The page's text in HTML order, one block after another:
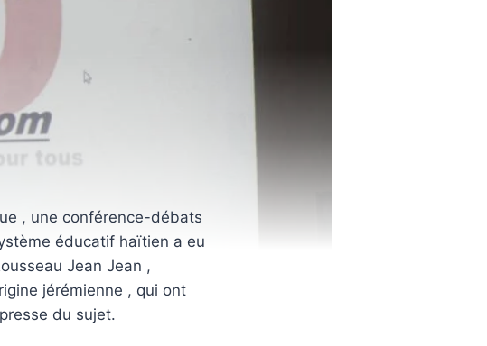
, une conférence-débats
éducatif haïtien a eu
Jean Jean ,
jérémienne , qui ont
du sujet.